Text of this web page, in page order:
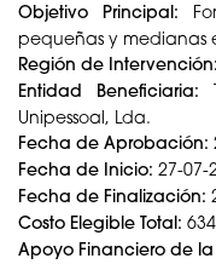
Objetivo Principal:
pequeñas y medianas
Región de Intervención:
Entidad Beneficiaria:
Unipessoal, Lda.
Fecha de Aprobación:
Fecha de Inicio: 27-07-
Fecha de Finalización:
Costo Elegible Total:
Apoyo Financiero de la